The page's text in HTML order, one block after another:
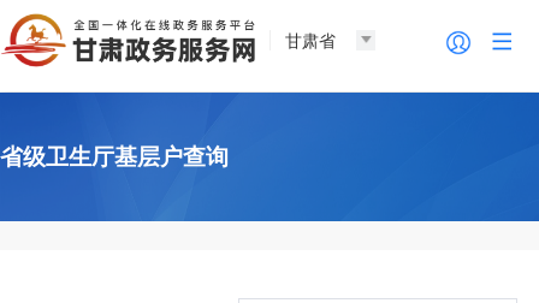
甘肃省
省级卫生厅基层户查询